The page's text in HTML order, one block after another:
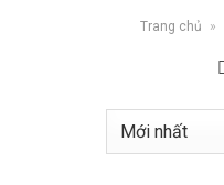
Trang chủ »